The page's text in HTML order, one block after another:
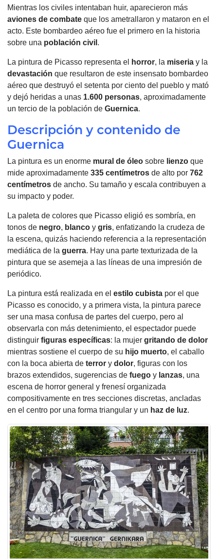
Mientras los civiles intentaban huir, aparecieron más
aviones de combate que los ametrallaron y mataron en el
acto. Este bombardeo aéreo fue el primero en la historia
sobre una población civil .
La pintura de Picasso representa el horror, la miseria y la
devastación que resultaron de este insensato bombardeo
aéreo que destruyó el setenta por ciento del pueblo y mató
y dejó heridas a unas 1.600 personas, aproximadamente
un tercio de la población de Guernica.
Descripción y contenido de
Guernica
La pintura es un enorme mural de óleo sobre lienzo que
mide aproximadamente 335 centímetros de alto por 762
centímetros de ancho. Su tamaño y escala contribuyen a
su impacto y poder.
La paleta de colores que Picasso eligió es sombría, en
tonos de negro, blanco y gris, enfatizando la crudeza de
la escena, quizás haciendo referencia a la representación
mediática de la guerra. Hay una parte texturizada de la
pintura que se asemeja a las líneas de una impresión de
periódico.
La pintura está realizada en el estilo cubista por el que
Picasso es conocido, y a primera vista, la pintura parece
ser una masa confusa de partes del cuerpo, pero al
observarla con más detenimiento, el espectador puede
distinguir figuras específicas: la mujer gritando de dolor
mientras sostiene el cuerpo de su hijo muerto, el caballo
con la boca abierta de terror y dolor, figuras con los
brazos extendidos, sugerencias de fuego y lanzas, una
escena de horror general y frenesí organizada
compositivamente en tres secciones discretas, ancladas
en el centro por una forma triangular y un haz de luz.